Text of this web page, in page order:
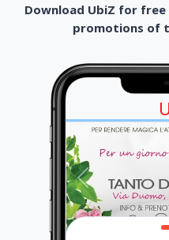
Download UbiZ for
promotions of